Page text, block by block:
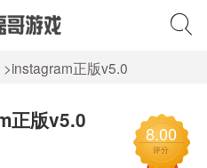
>instagram正版v5.0
正版v5.0
8.00
评分